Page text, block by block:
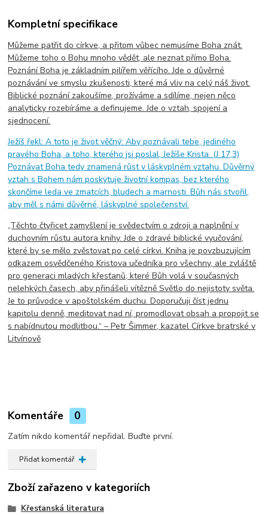
Kompletní specifikace
Můžeme patřit do církve, a přitom vůbec nemusíme Boha znát.
Můžeme toho o Bohu mnoho vědět, ale neznat přímo Boha.
Poznání Boha je základním pilířem věřícího. Jde o důvěrné
poznávání ve smyslu zkušenosti, které má vliv na celý náš život.
Biblické poznání zakoušíme, prožíváme a sdílíme, nejen něco
analyticky rozebíráme a definujeme. Jde o vztah, spojení a
sjednocení.
Ježíš řekl: A toto je život věčný: Aby poznávali tebe, jediného
pravého Boha, a toho, kterého jsi poslal, Ježíše Krista. (J 17,3)
Poznávat Boha tedy znamená růst v láskyplném vztahu. Důvěrný
vztah s Bohem nám poskytuje životní kompas, bez kterého
skončíme leda ve zmatcích, bludech a marnosti. Bůh nás stvořil,
aby měl s námi důvěrné, láskyplné společenství.
„Těchto čtyřicet zamyšlení je svědectvím o zdroji a naplnění v
duchovním růstu autora knihy. Jde o zdravé biblické vyučování,
které by se mělo zvěstovat po celé církvi. Kniha je povzbuzujícím
odkazem osvědčeného Kristova učedníka pro všechny, ale zvláště
pro generaci mladých křesťanů, které Bůh volá v současných
nelehkých časech, aby přinášeli vítězně Světlo do nejistoty světa.
Je to průvodce v apoštolském duchu. Doporučuji číst jednu
kapitolu denně, meditovat nad ní, promodlovat obsah a propojit se
s nabídnutou modlitbou.“ – Petr Šimmer, kazatel Církve bratrské v
Litvínově
Komentáře 0
Zatím nikdo komentář nepřidal. Buďte první.
Přidat komentář
Zboží zařazeno v kategoriích
Křesťanská literatura